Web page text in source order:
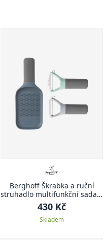
Berghoff Škrabka a ruční
struhadlo multifunkční sada 3
ks
430 Kč
Skladem